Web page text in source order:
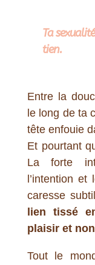
Ta
tien.
Entre la
le long de ta
tête enfouie
Et pourtant
La forte
l’intention
caresse
lien tissé
plaisir et
Tout le